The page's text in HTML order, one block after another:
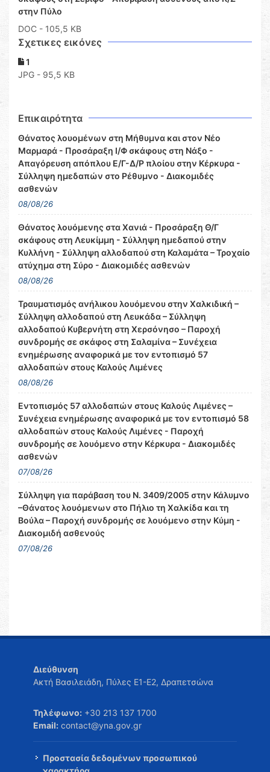
στην Πύλο
DOC - 105,5 KB
Σχετικες εικόνες
1
JPG - 95,5 KB
Επικαιρότητα
Θάνατος λουομένων στη Μήθυμνα και στον Νέο
Μαρμαρά - Προσάραξη Ι/Φ σκάφους στη Νάξο -
Απαγόρευση απόπλου Ε/Γ-Δ/Ρ πλοίου στην Κέρκυρα -
Σύλληψη ημεδαπών στο Ρέθυμνο - Διακομιδές
ασθενών
08/08/26
Θάνατος λουόμενης στα Χανιά - Προσάραξη Θ/Γ
σκάφους στη Λευκίμμη - Σύλληψη ημεδαπού στην
Κυλλήνη - Σύλληψη αλλοδαπού στη Καλαμάτα – Τροχαίο
ατύχημα στη Σύρο - Διακομιδές ασθενών
08/08/26
Τραυματισμός ανήλικου λουόμενου στην Χαλκιδική –
Σύλληψη αλλοδαπού στη Λευκάδα – Σύλληψη
αλλοδαπού Κυβερνήτη στη Χερσόνησο – Παροχή
συνδρομής σε σκάφος στη Σαλαμίνα – Συνέχεια
ενημέρωσης αναφορικά με τον εντοπισμό 57
αλλοδαπών στους Καλούς Λιμένες
08/08/26
Εντοπισμός 57 αλλοδαπών στους Καλούς Λιμένες –
Συνέχεια ενημέρωσης αναφορικά με τον εντοπισμό 58
αλλοδαπών στους Καλούς Λιμένες - Παροχή
συνδρομής σε λουόμενο στην Κέρκυρα - Διακομιδές
ασθενών
07/08/26
Σύλληψη για παράβαση του Ν. 3409/2005 στην Κάλυμνο
–Θάνατος λουόμενων στο Πήλιο τη Χαλκίδα και τη
Βούλα – Παροχή συνδρομής σε λουόμενο στην Κύμη -
Διακομιδή ασθενούς
07/08/26
Διεύθυνση
Ακτή Βασιλειάδη, Πύλες Ε1-Ε2, Δραπετσώνα
Τηλέφωνο: +30 213 137 1700
Email: contact@yna.gov.gr
Προστασία δεδομένων προσωπικού